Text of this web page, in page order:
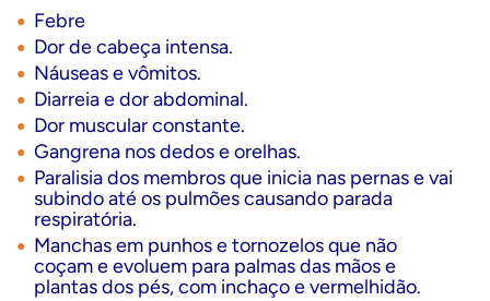
Febre
Dor de cabeça intensa.
Náuseas e vômitos.
Diarreia e dor abdominal.
Dor muscular constante.
Gangrena nos dedos e orelhas.
Paralisia dos membros que inicia nas pernas e vai
subindo até os pulmões causando parada
respiratória.
Manchas em punhos e tornozelos que não
coçam e evoluem para palmas das mãos e
plantas dos pés, com inchaço e vermelhidão.